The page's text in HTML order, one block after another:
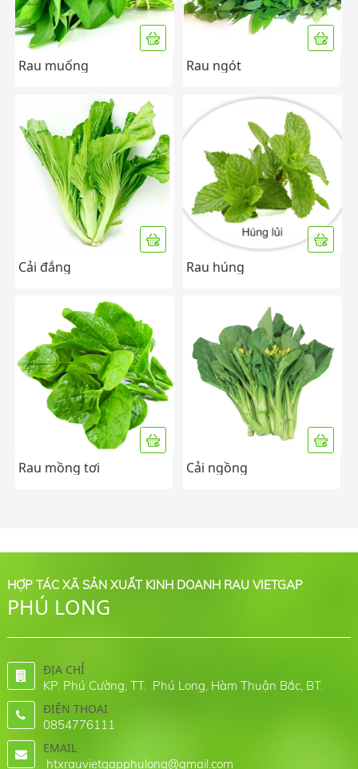
Rau muống Rau ngót
Cải đắng Rau húng
Rau mồng tơi Cải ngồng
HỢP TÁC XÃ SẢN XUẤT KINH DOANH RAU VIETGAP
PHÚ LONG
ĐỊA CHỈ
KP. Phú Cường, TT. Phú Long, Hàm Thuận Bắc, BT.
ĐIỆN THOẠI
0854776111
EMAIL
htxrauvietgapphulong@gmail.com